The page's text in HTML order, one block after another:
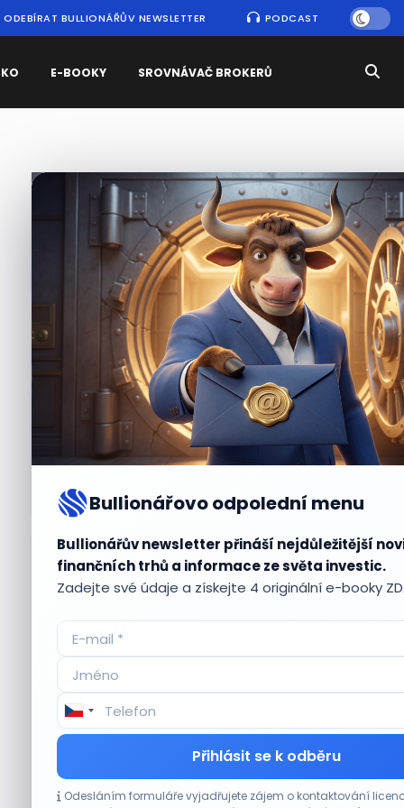
ODEBÍRAT BULLIONÁŘŮV NEWSLETTER PODCAST
E-BOOKY SROVNÁVAČ BROKERŮ
Bullionářovo odpolední menu
Bullionářův newsletter přináší nejdůležitější
finančních trhů a informace ze světa investic.
Zadejte své údaje a získejte 4 originální e-booky
Přihlásit se k odběru
Odesláním formuláře vyjadřujete zájem o kontaktování
Nejčtenějšízprávy
Aktuálnípříležitosti
Tesla míří na obrovský trh samořiditelných